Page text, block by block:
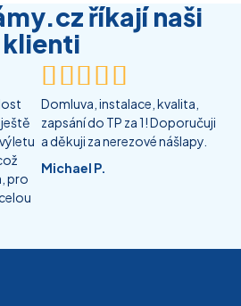
říkají naši
klienti
pro

Domluva, instalace, kvalita,
zapsání do TP za 1! Doporučuji
a děkuji za nerezové nášlapy.
Michael P.